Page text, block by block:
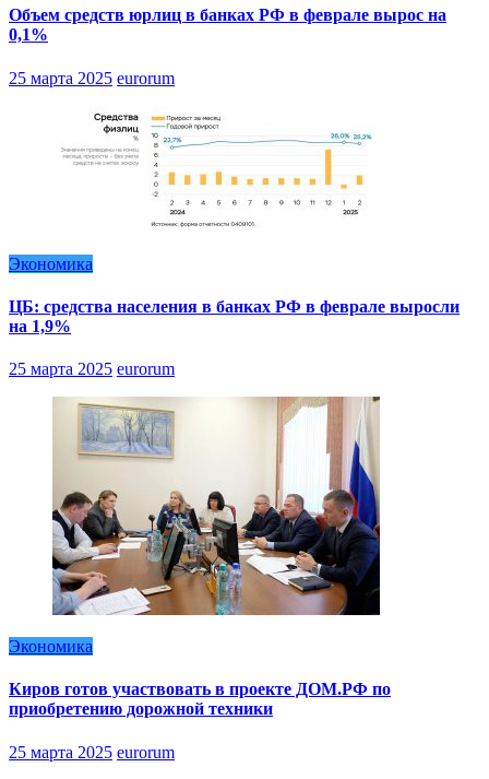
Объем средств юрлиц в банках РФ в феврале вырос на
0,1%
25 марта 2025 eurorum
Экономика
ЦБ: средства населения в банках РФ в феврале выросли
на 1,9%
25 марта 2025 eurorum
Экономика
Киров готов участвовать в проекте ДОМ.РФ по
приобретению дорожной техники
25 марта 2025 eurorum